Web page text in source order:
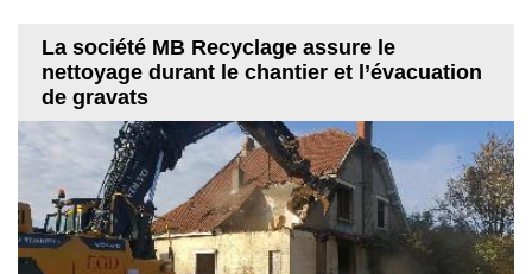
La société MB Recyclage assure le
nettoyage durant le chantier et l’évacuation
de gravats